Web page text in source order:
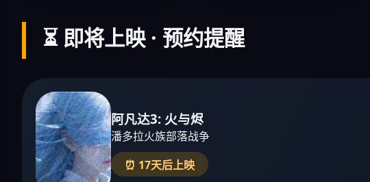
⏳ 即将上映 · 预约提醒
阿凡达3: 火与烬
潘多拉火族部落战争
⏰ 17天后上映